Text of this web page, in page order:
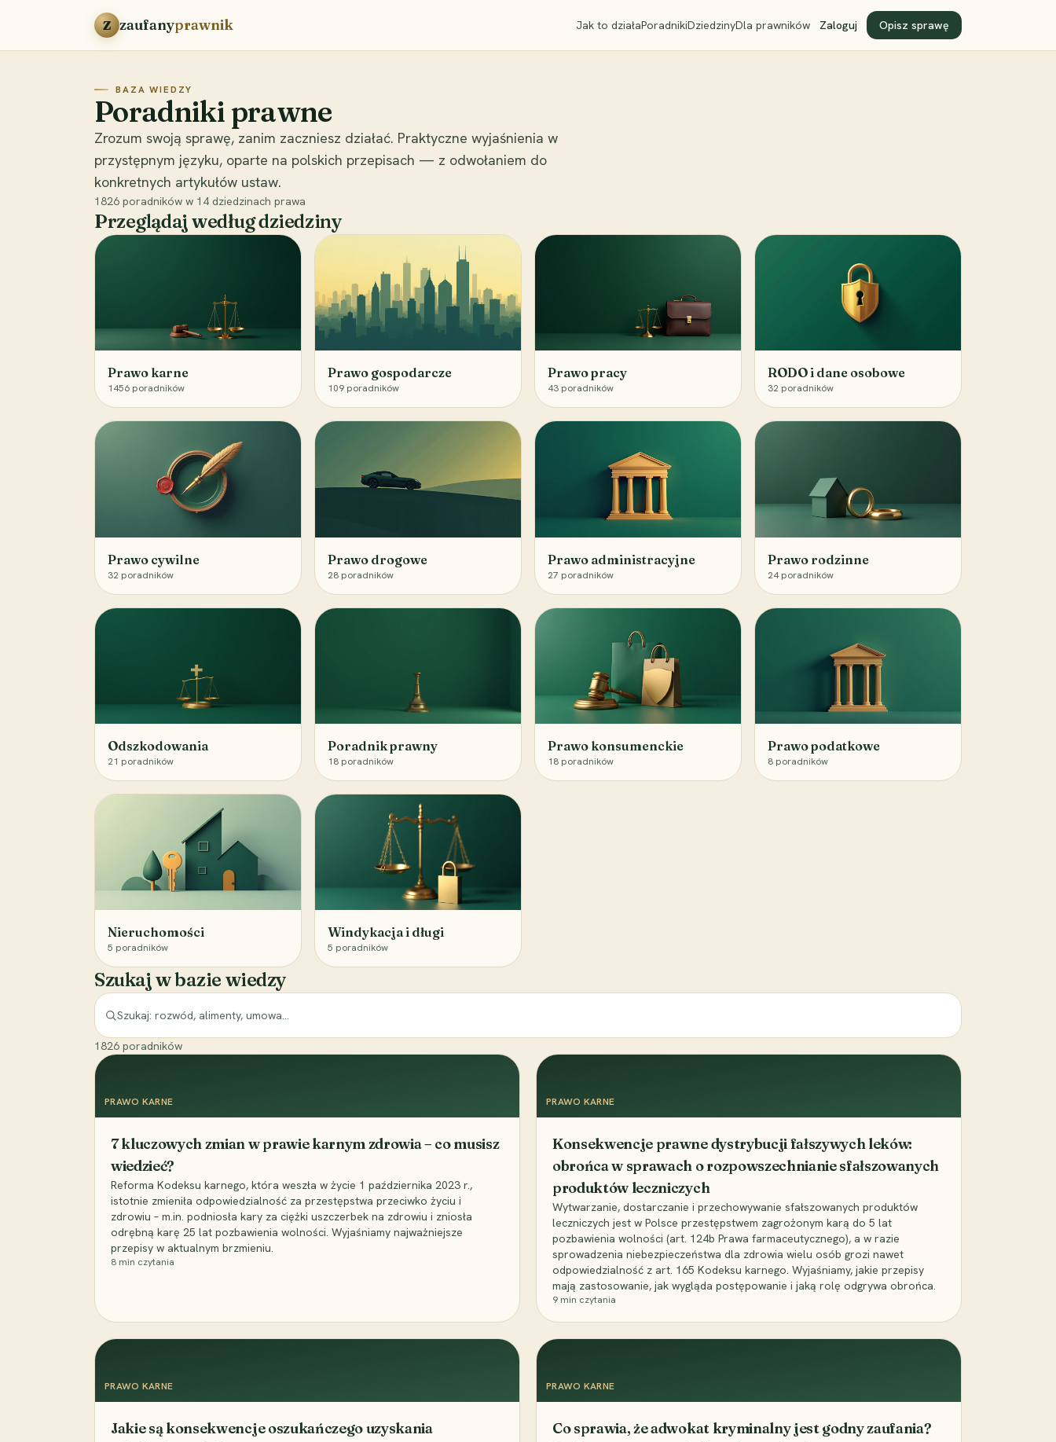
Przejdź do treści
Z zaufanyprawnik Jak to działaPoradnikiDziedzinyDla prawników Zaloguj Opisz sprawę
BAZA WIEDZY
Poradniki prawne
Zrozum swoją sprawę, zanim zaczniesz działać. Praktyczne wyjaśnienia w
przystępnym języku, oparte na polskich przepisach — z odwołaniem do
konkretnych artykułów ustaw.
1826 poradników w 14 dziedzinach prawa
Przeglądaj według dziedziny
Prawo karne
1456 poradników
Prawo gospodarcze
109 poradników
Prawo pracy
43 poradników
RODO i dane osobowe
32 poradników
Prawo cywilne
32 poradników
Prawo drogowe
28 poradników
Prawo administracyjne
27 poradników
Prawo rodzinne
24 poradników
Odszkodowania
21 poradników
Poradnik prawny
18 poradników
Prawo konsumenckie
18 poradników
Prawo podatkowe
8 poradników
Nieruchomości
5 poradników
Windykacja i długi
5 poradników
Szukaj w bazie wiedzy
1826 poradników
PRAWO KARNE
7 kluczowych zmian w prawie karnym zdrowia – co musisz
wiedzieć?
Reforma Kodeksu karnego, która weszła w życie 1 października 2023 r.,
istotnie zmieniła odpowiedzialność za przestępstwa przeciwko życiu i
zdrowiu – m.in. podniosła kary za ciężki uszczerbek na zdrowiu i zniosła
odrębną karę 25 lat pozbawienia wolności. Wyjaśniamy najważniejsze
przepisy w aktualnym brzmieniu.
8 min czytania
PRAWO KARNE
Konsekwencje prawne dystrybucji fałszywych leków:
obrońca w sprawach o rozpowszechnianie sfałszowanych
produktów leczniczych
Wytwarzanie, dostarczanie i przechowywanie sfałszowanych produktów
leczniczych jest w Polsce przestępstwem zagrożonym karą do 5 lat
pozbawienia wolności (art. 124b Prawa farmaceutycznego), a w razie
sprowadzenia niebezpieczeństwa dla zdrowia wielu osób grozi nawet
odpowiedzialność z art. 165 Kodeksu karnego. Wyjaśniamy, jakie przepisy
mają zastosowanie, jak wygląda postępowanie i jaką rolę odgrywa obrońca.
9 min czytania
PRAWO KARNE
Jakie są konsekwencje oszukańczego uzyskania
PRAWO KARNE
Co sprawia, że adwokat kryminalny jest godny zaufania?